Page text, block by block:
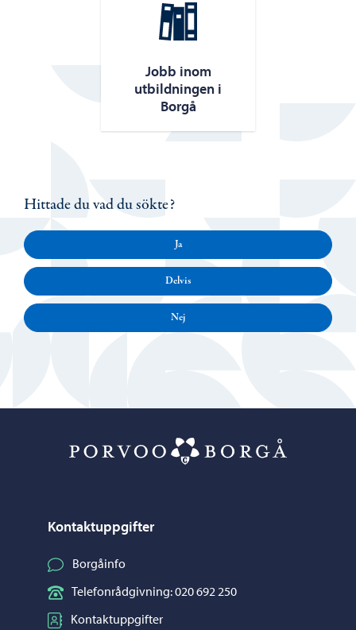
Jobb inom
utbildningen i
Borgå
Hittade du vad du sökte?
Ja
Delvis
Nej
Kontaktuppgifter
Borgåinfo
Telefonrådgivning: 020 692 250
Kontaktuppgifter